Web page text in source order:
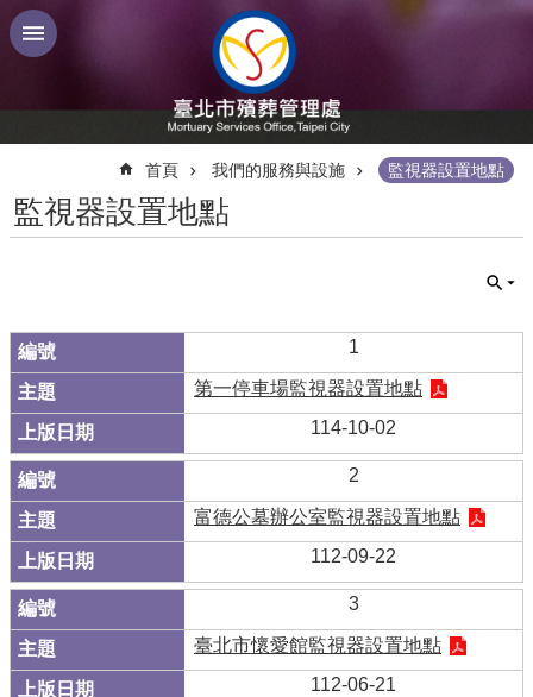
跳到主要內容區塊
首頁 我們的服務與設施 監視器設置地點
監視器設置地點
1
第一停車場監視器設置地點
114-10-02
2
富德公墓辦公室監視器設置地點
112-09-22
3
臺北市懷愛館監視器設置地點
112-06-21